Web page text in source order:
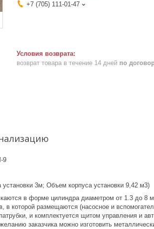
+7 (705) 111-01-47
возврат товара в течение 14 дней по
9
3м; Объем корпуса установки 9,42 м3)
в форме цилиндра диаметром от 1.3 до 8
в которой размещаются (насосное и
и комплектуется щитом управления и
заказчика можно изготовить